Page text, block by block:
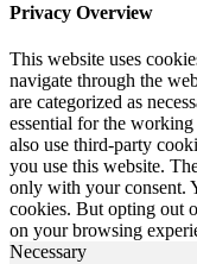
Privacy Overview
This website uses
navigate through the
are categorized as
essential for the
also use third-party
you use this website.
only with your consent.
cookies. But opting out
on your browsing
Necessary